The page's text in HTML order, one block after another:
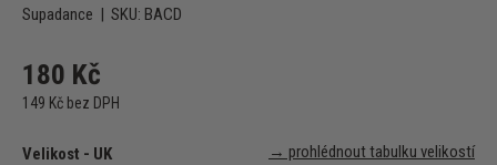
Supadance | SKU: BACD
180 Kč
149 Kč bez DPH
Velikost - UK → prohlédnout tabulku velikostí